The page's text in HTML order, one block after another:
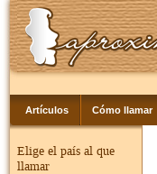
Artículos Cómo llamar
Elige el país al que
llamar